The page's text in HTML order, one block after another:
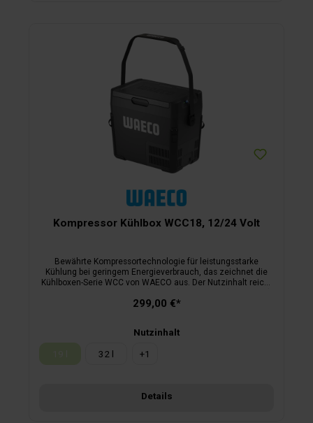
Kompressor Kühlbox WCC18, 12/24 Volt
Bewährte Kompressortechnologie für leistungsstarke
Kühlung bei geringem Energieverbrauch, das zeichnet die
Kühlboxen-Serie WCC von WAECO aus. Der Nutzinhalt reicht
299,00 €*
Nutzinhalt
(Diese Option ist zurzeit nicht verfügbar.)
32 l +1
Details